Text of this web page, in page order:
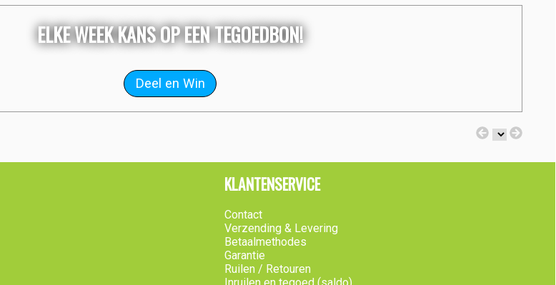
ELKE WEEK KANS OP EEN TEGOEDBON!
KLANTENSERVICE
Contact
Verzending & Levering
Betaalmethodes
Garantie
Ruilen / Retouren